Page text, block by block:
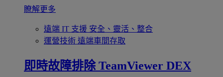
瞭解更多
遠端 IT 支援 安全、靈活、整合
運營技術 遠端車間存取
即時故障排除 TeamViewer DEX